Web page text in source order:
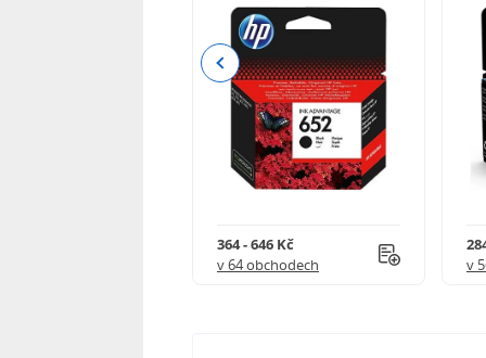
364 - 646 Kč
v 64 obchodech
v
Previous